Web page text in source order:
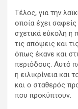
Τέλος, για την
οποία έχει σαφείς
σχετικά εύκολη η
τις απόψεις και
όπως έκανε και
περιόδους. Αυτό
η ειλικρίνεια
και ο σταθερός
που προκύπτουν.